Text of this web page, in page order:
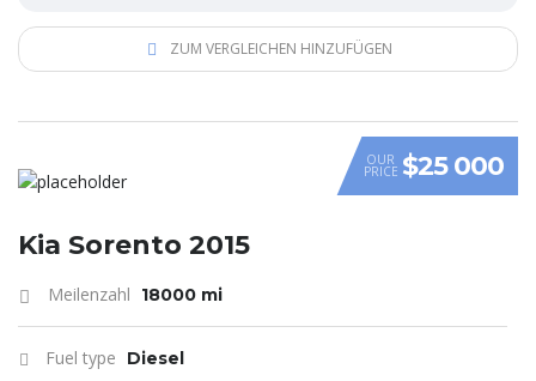
ZUM VERGLEICHEN HINZUFÜGEN
OUR
PRICE $25 000
Kia Sorento 2015
Meilenzahl 18000 mi
Fuel type Diesel